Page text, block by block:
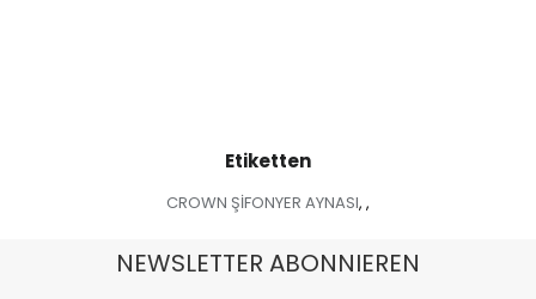
Etiketten
CROWN ŞİFONYER AYNASI, ,
NEWSLETTER ABONNIEREN